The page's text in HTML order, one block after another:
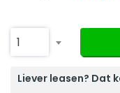
1
Liever leasen? Dat